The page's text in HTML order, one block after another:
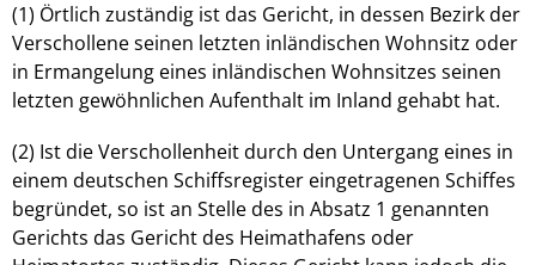
(1) Örtlich zuständig ist das Gericht, in dessen Bezirk der
Verschollene seinen letzten inländischen Wohnsitz oder
in Ermangelung eines inländischen Wohnsitzes seinen
letzten gewöhnlichen Aufenthalt im Inland gehabt hat.
(2) Ist die Verschollenheit durch den Untergang eines in
einem deutschen Schiffsregister eingetragenen Schiffes
begründet, so ist an Stelle des in Absatz 1 genannten
Gerichts das Gericht des Heimathafens oder